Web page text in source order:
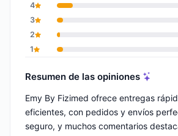
4
3
2
1
Resumen de las opiniones
Emy By Fizimed ofrece entregas
eficientes, con pedidos y envíos
seguro, y muchos comentarios